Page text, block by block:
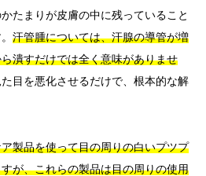
たまりが皮膚の中に残っていること
汗管腫については、汗腺の導管が増
潰すだけでは全く意味がありませ
目を悪化させるだけで、根本的な解
製品を使って目の周りの白いプツプ
が、これらの製品は目の周りの使用